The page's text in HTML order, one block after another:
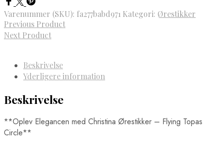
Varenummer (SKU): fa277babd971 Kategori: Ørestikker
Previous Product
Next Product
Beskrivelse
Yderligere information
Beskrivelse
**Oplev Elegancen med Christina Ørestikker – Flying Topas
Circle**